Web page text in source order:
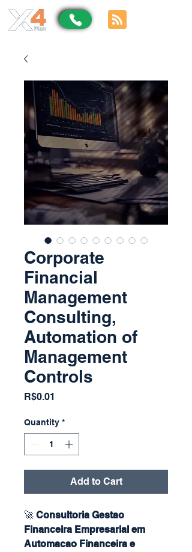
Corporate
Financial
Management
Consulting,
Automation of
Management
Controls
R$0.01
Quantity *
Add to Cart
🚀 Consultoria Gestao
Financeira Empresarial em
Automacao Financeira e